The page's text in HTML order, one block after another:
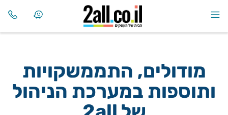
מודולים, התממשקויות
ותוספות במערכת הניהול